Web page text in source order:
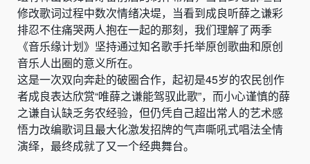
修改歌词过程中数次情绪决堤，当看到成良听薛之谦彩
排忍不住痛哭两人抱在一起的那刻，我们理解了两季
《音乐缘计划》坚持通过知名歌手托举原创歌曲和原创
音乐人出圈的意义所在。
这是一次双向奔赴的破圈合作，起初是45岁的农民创作
者成良表达欣赏“唯薛之谦能驾驭此歌”，而小心谨慎的薛
之谦自认缺乏务农经验，但仍凭自己超出常人的艺术感
悟力改编歌词且最大化激发招牌的气声嘶吼式唱法全情
演绎，最终成就了又一个经典舞台。